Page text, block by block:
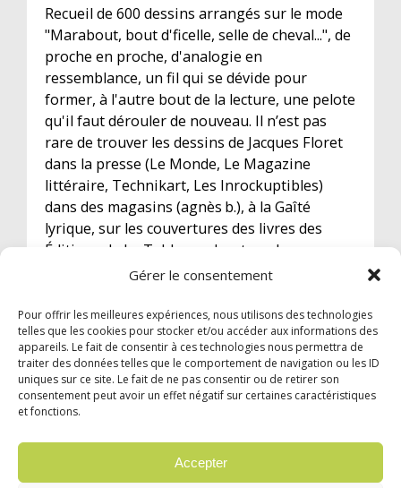
Gérer le consentement
Pour offrir les meilleures expériences, nous utilisons des technologies
telles que les cookies pour stocker et/ou accéder aux informations des
appareils. Le fait de consentir à ces technologies nous permettra de
traiter des données telles que le comportement de navigation ou les ID
uniques sur ce site. Le fait de ne pas consentir ou de retirer son
consentement peut avoir un effet négatif sur certaines caractéristiques
et fonctions.
Accepter
Recueil de 600 dessins arrangés sur le mode
"Marabout, bout d'ficelle, selle de cheval...", de
proche en proche, d'analogie en
ressemblance, un fil qui se dévide pour
former, à l'autre bout de la lecture, une pelote
qu'il faut dérouler de nouveau. Il n’est pas
rare de trouver les dessins de Jacques Floret
dans la presse (Le Monde, Le Magazine
littéraire, Technikart, Les Inrockuptibles)
dans des magasins (agnès b.), à la Gaîté
lyrique, sur les couvertures des livres des
Éditions de La Table ronde, et sur les
productions des labels indépendants... Et